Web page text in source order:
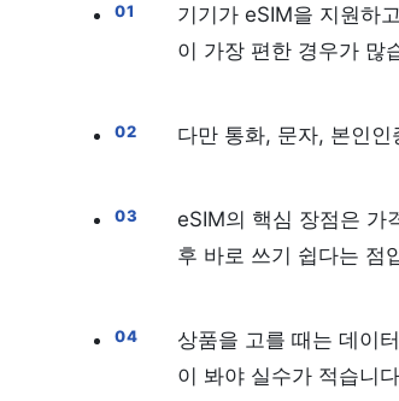
기기가 eSIM을 지원하
이 가장 편한 경우가 많
다만 통화, 문자, 본인
eSIM의 핵심 장점은 가
후 바로 쓰기 쉽다는 점
상품을 고를 때는 데이
이 봐야 실수가 적습니